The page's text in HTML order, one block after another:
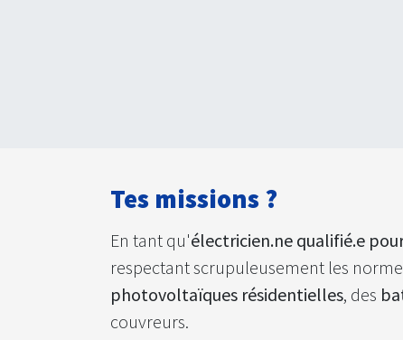
Tes missions ?
En tant qu'électricien.ne qualifié.e
respectant scrupuleusement les
photovoltaïques résidentielles, des
couvreurs.